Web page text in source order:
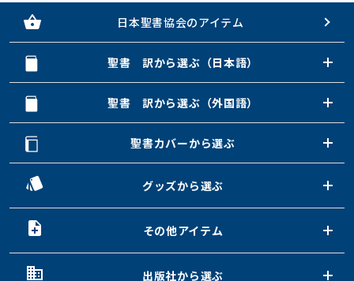
shopping_basket 日本聖書協会のアイテム
聖書 訳から選ぶ（日本語）
聖書 訳から選ぶ（外国語）
聖書カバーから選ぶ
style グッズから選ぶ
note_add その他アイテム
domain 出版社から選ぶ